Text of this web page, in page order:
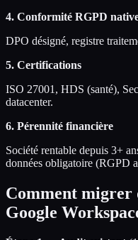
4. Conformité RGPD
DPO désigné, registre
5. Certifications
ISO 27001, HDS (santé),
datacenter.
6. Pérennité financière
Société rentable depuis 3+
données obligatoire (RGPD
Comment migrer
Google